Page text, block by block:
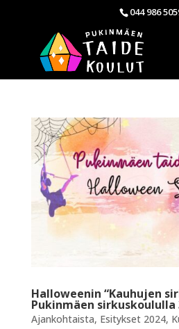
044 986
Halloweenin “Kauhujen
Pukinmäen sirkuskoululla
Ajankohtaista, Esitykset 2024,